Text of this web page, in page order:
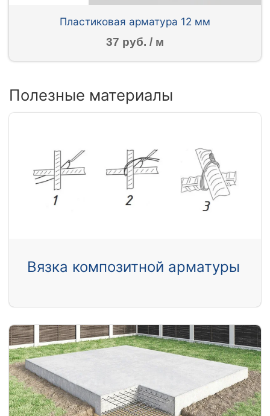
Пластиковая арматура 12 мм
37 руб. / м
Полезные материалы
Вязка композитной арматуры